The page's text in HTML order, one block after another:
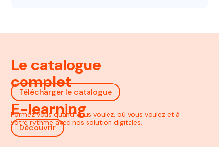
Le catalogue
complet
Télécharger le catalogue
E-learning
Formez vous quand vous voulez, où vous voulez et à
votre rythme avec nos solution digitales.
Découvrir